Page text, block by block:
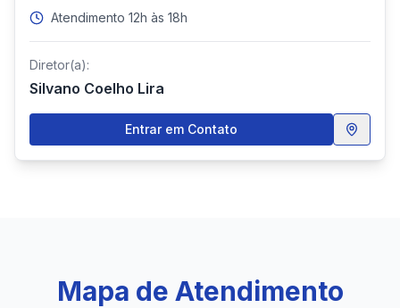
Atendimento 12h às 18h
Diretor(a):
Silvano Coelho Lira
Entrar em Contato
Mapa de Atendimento